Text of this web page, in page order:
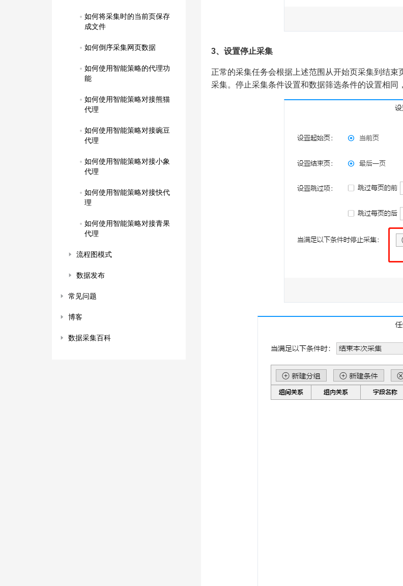
如何将采集时的当前页保存
成文件
如何倒序采集网页数据
如何使用智能策略的代理功
能
如何使用智能策略对接熊猫
代理
如何使用智能策略对接豌豆
代理
如何使用智能策略对接小象
代理
如何使用智能策略对接快代
理
如何使用智能策略对接青果
代理
流程图模式
数据发布
常见问题
博客
数据采集百科
3、设置停止采集
正常的采集任务会根据上述范围从开始页采集到结
采集。停止采集条件设置和数据筛选条件的设置相同